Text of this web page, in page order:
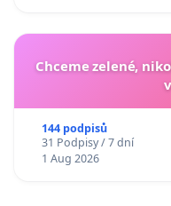
Chceme zelené,
144 podpisů
31 Podpisy / 7 dní
1 Aug 2026